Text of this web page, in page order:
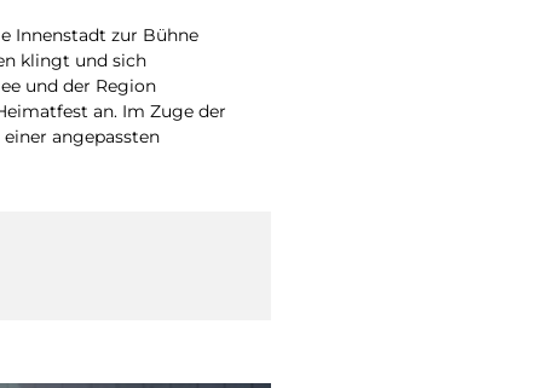
Innenstadt zur Bühne
klingt und sich
und der Region
an. Im Zuge der
angepassten